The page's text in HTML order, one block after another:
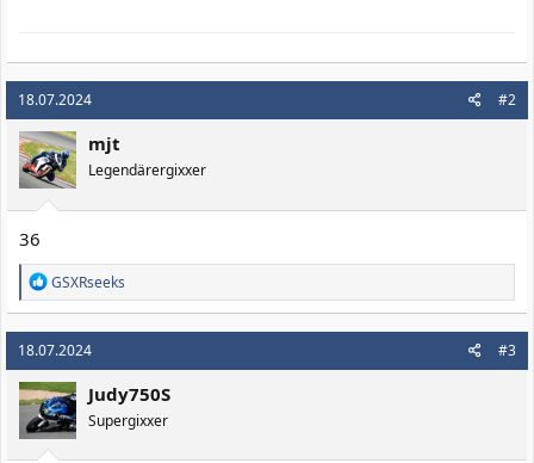
18.07.2024 #2
mjt
Legendärergixxer
36
R
e
a
k
t
i
o
n
e
n
GSXRseeks
18.07.2024 #3
Judy750S
Supergixxer